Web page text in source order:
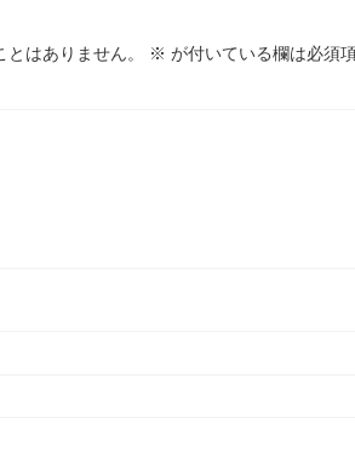
はありません。 ※ が付いている欄は必須